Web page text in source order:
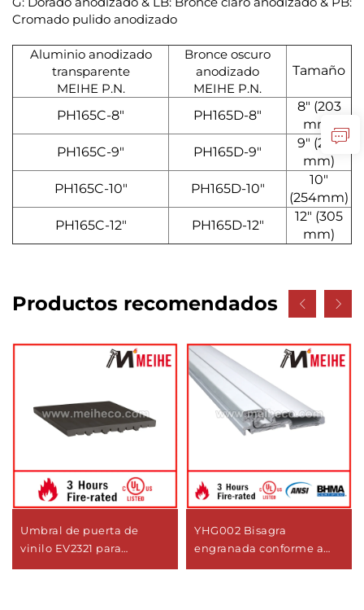
Cromado pulido anodizado
Aluminio anodizado
transparente
MEIHE P.N.
Bronce oscuro
anodizado
MEIHE P.N.
Tamaño
PH165C-8" PH165D-8"
8" (203
mm)
PH165C-9"
PH165D-9"
9" (229
mm)
PH165C-10"
PH165D-10"
10"
(254mm)
PH165C-12"
PH165D-12"
12" (305
mm)
Productos recomendados
Umbral de puerta de
vinilo EV2321 para
YHG002 Bisagra
engranada conforme a